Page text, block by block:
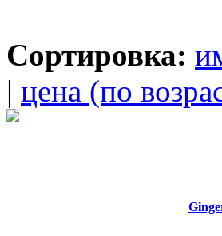
Сортировка:
| цена (по